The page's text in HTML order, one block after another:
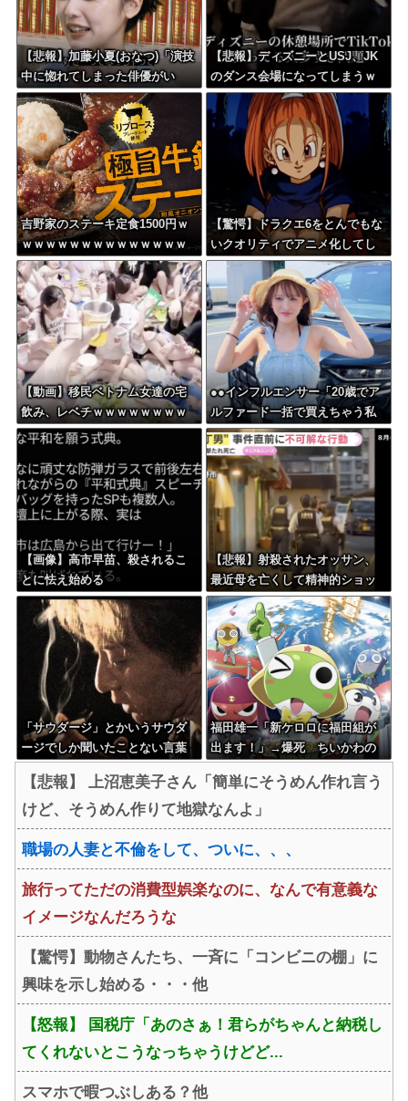
【悲報】加藤小夏(おなつ)「演技
中に惚れてしまった俳優がい
る」
【悲報】ディズニーとUSJ、JK
のダンス会場になってしまうｗ
ｗｗｗｗ
吉野家のステーキ定食1500円ｗ
ｗｗｗｗｗｗｗｗｗｗｗｗｗｗ
ｗｗｗｗ
【驚愕】ドラクエ6をとんでもな
いクオリティでアニメ化してし
まったAI動画がこちらｗｗｗｗ
ｗ
【動画】移民ベトナム女達の宅
飲み、レベチｗｗｗｗｗｗｗｗ
ｗｗｗｗｗｗｗｗｗｗｗｗｗｗ
●●インフルエンサー「20歳でア
ルファード一括で買えちゃう私
って素敵」
【画像】高市早苗、殺されるこ
とに怯え始める
【悲報】射殺されたオッサン、
最近母を亡くして精神的ショッ
クを受けていたと判明・・・
「サウダージ」とかいうサウダ
ージでしか聞いたことない言葉
福田雄一「新ケロロに福田組が
出ます！」→爆死 ちいかわの
【悲報】 上沼恵美子さん「簡単にそうめん作れ言う
けど、そうめん作りて地獄なんよ」
職場の人妻と不倫をして、ついに、、、
旅行ってただの消費型娯楽なのに、なんで有意義な
イメージなんだろうな
【驚愕】動物さんたち、一斉に「コンビニの棚」に
興味を示し始める・・・他
【怒報】 国税庁「あのさぁ！君らがちゃんと納税し
てくれないとこうなっちゃうけどど...
スマホで暇つぶしある？他